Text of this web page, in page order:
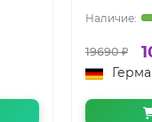
19690 ₽